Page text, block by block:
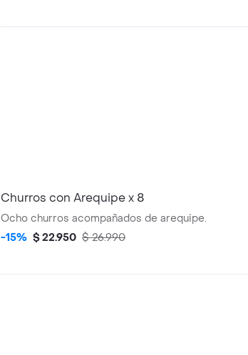
Churros con Arequipe x 8
Ocho churros acompañados de arequipe.
-15% $ 22.950 $ 26.990